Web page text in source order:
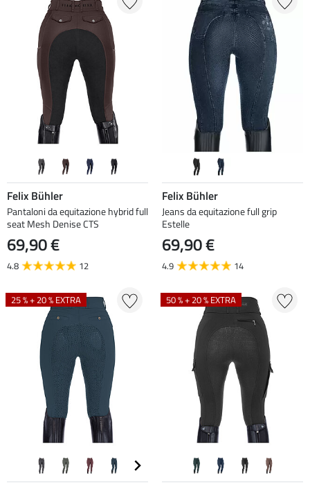
Felix Bühler
Pantaloni da equitazione hybrid full
seat Mesh Denise CTS
69,90 €
4.8 12
Felix Bühler
Jeans da equitazione full grip
Estelle
69,90 €
4.9 14
25 % + 20 % EXTRA 50 % + 20 % EXTRA